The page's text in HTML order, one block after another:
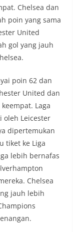
Chelsea dan
poin yang sama
United
gol yang jauh
poin 62 dan
United dan
Laga
Leicester
dipertemukan
tiket ke Liga
lebih bernafas
Chelsea
jauh lebih